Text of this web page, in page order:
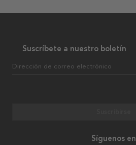
Suscríbete a nuestro boletín
Dirección de correo electrónico
Síguenos en